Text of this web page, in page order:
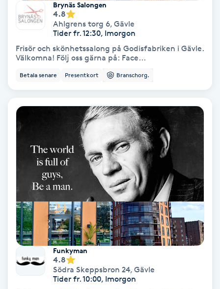
Enzympeeling
Extensions borttagning
Eyeliner-tatuering
Face framing
Faceliftmassage
Fet hårbotten
Fettreducering
Fibromassage
Fillers
Brynäs Salongen
4.8
Ahlgrens torg 6, Gävle
Tider fr. 12:30, Imorgon
Frisör och skönhetssalong på Godisfabriken i Gävle.
Välkomna! Följ oss gärna på: Face...
Betala senare Presentkort Branschorg.
Funkyman
4.8
Södra Skeppsbron 24, Gävle
Tider fr. 10:00, Imorgon